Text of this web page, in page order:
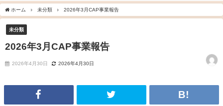
ホーム 未分類 2026年3月CAP事業報告
未分類
2026年3月CAP事業報告
2026年4月30日 2026年4月30日